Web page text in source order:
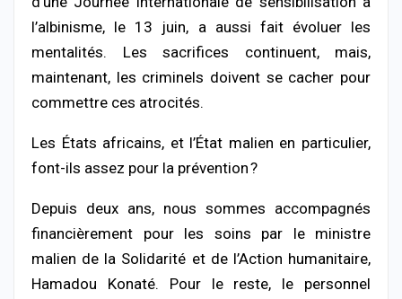
l’albinisme, le 13 juin, a aussi fait évoluer les
mentalités. Les sacrifices continuent, mais,
maintenant, les criminels doivent se cacher pour
commettre ces atrocités.
Les États africains, et l’État malien en particulier,
font-ils assez pour la prévention ?
Depuis deux ans, nous sommes accompagnés
financièrement pour les soins par le ministre
malien de la Solidarité et de l’Action humanitaire,
Hamadou Konaté. Pour le reste, le personnel